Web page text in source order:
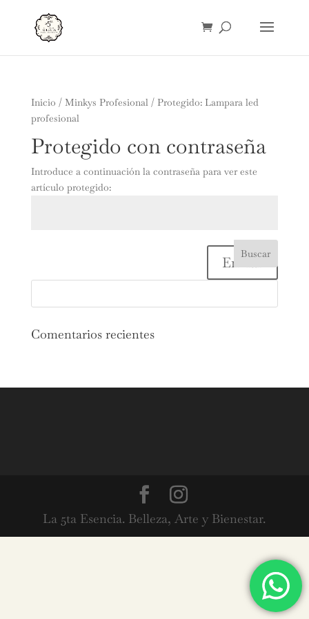
Inicio / Minkys Profesional/ Protegido: Lampara led
profesional
Protegido con contraseña
Introduce a continuación la contraseña para ver este
artículo protegido:
Enviar
Comentarios recientes
La 5ta Esencia. Belleza, Arte y Bienestar.